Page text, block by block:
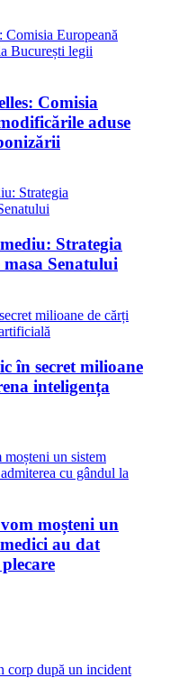
Comisia
aduse
Strategia
Senatului
în secret milioane
inteligența
moșteni un
au dat